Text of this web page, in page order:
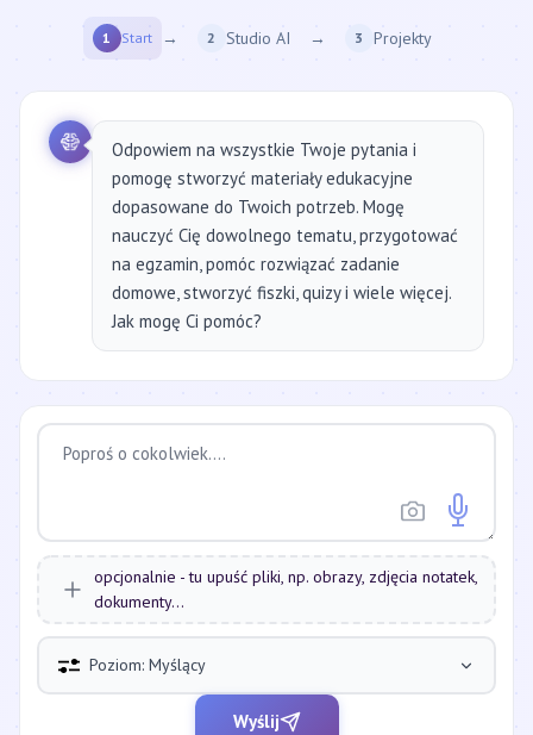
1 Start → 2 Studio AI → 3 Projekty
Odpowiem na wszystkie Twoje pytania i
pomogę stworzyć materiały edukacyjne
dopasowane do Twoich potrzeb. Mogę
nauczyć Cię dowolnego tematu, przygotować
na egzamin, pomóc rozwiązać zadanie
domowe, stworzyć fiszki, quizy i wiele więcej.
Jak mogę Ci pomóc?
opcjonalnie - tu upuść pliki, np. obrazy, zdjęcia notatek,
dokumenty...
Poziom: Myślący
Wyślij